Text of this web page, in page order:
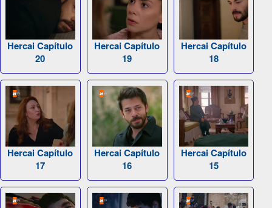
Hercai Capítulo
20
Hercai Capítulo
19
Hercai Capítulo
18
Hercai Capítulo
17
Hercai Capítulo
16
Hercai Capítulo
15